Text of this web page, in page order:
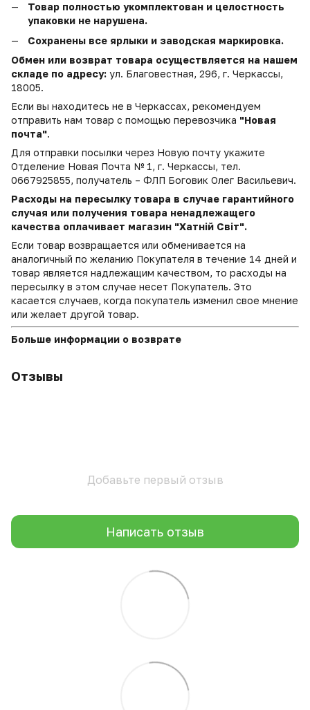
Товар полностью укомплектован и целостность
упаковки не нарушена.
Сохранены все ярлыки и заводская маркировка.
Обмен или возврат товара осуществляется на нашем
складе по адресу: ул. Благовестная, 296, г. Черкассы,
18005.
Если вы находитесь не в Черкассах, рекомендуем
отправить нам товар с помощью перевозчика "Новая
почта".
Для отправки посылки через Новую почту укажите
Отделение Новая Почта № 1, г. Черкассы, тел.
0667925855, получатель – ФЛП Боговик Олег Васильевич.
Расходы на пересылку товара в случае гарантийного
случая или получения товара ненадлежащего
качества оплачивает магазин "Хатній Світ".
Если товар возвращается или обменивается на
аналогичный по желанию Покупателя в течение 14 дней и
товар является надлежащим качеством, то расходы на
пересылку в этом случае несет Покупатель. Это
касается случаев, когда покупатель изменил свое мнение
или желает другой товар.
Больше информации о возврате
Отзывы
Добавьте первый отзыв
Написать отзыв